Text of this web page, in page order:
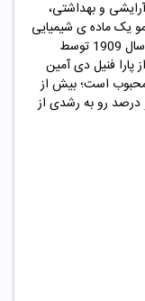
و بهداشتی،
یک ماده ­ی شیمیایی
است. اولین محصول تجاری رنگ ­آمیزی مو در سال 1909 توسط
پارا فنیل دی آمین
است؛ بیش از
درصد رو به رشدی از